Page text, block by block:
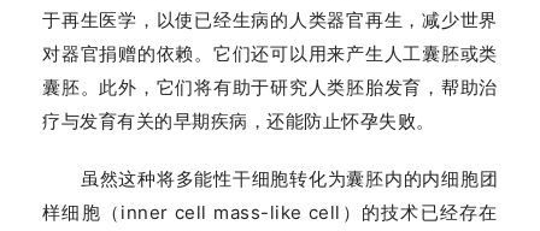
于再生医学，以使已经生病的人类器官再生，减少世界
对器官捐赠的依赖。它们还可以用来产生人工囊胚或类
囊胚。此外，它们将有助于研究人类胚胎发育，帮助治
疗与发育有关的早期疾病，还能防止怀孕失败。
虽然这种将多能性干细胞转化为囊胚内的内细胞团
样细胞（inner cell mass-like cell）的技术已经存在